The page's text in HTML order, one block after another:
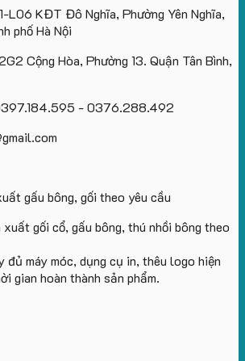
theo
cầu
L06 KĐT Đô Nghĩa, Phường Yên Nghĩa,
phố Hà Nội
Cộng Hòa, Phường 13. Quận Tân Bình,
- 0376.288.492
gối cổ, gấu bông, thú nhồi bông theo
máy móc, dụng cụ in, thêu logo hiện
gian hoàn thành sản phẩm.